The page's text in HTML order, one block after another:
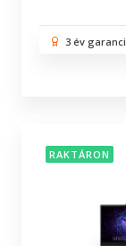
3 év
RAKTÁRON